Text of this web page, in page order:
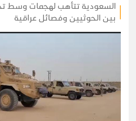
السعودية تتأهب لهجمات وسط
بين الحوثيين وفصائل عراقية